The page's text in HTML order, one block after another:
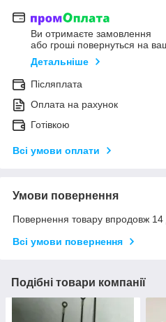
Ви отримаєте замовлення
або гроші повернуться на
Детальніше
Післяплата
Оплата на рахунок
Готівкою
Всі умови оплати
Умови повернення
Повернення товару впродовж 14
Всі умови повернення
Подібні товари компанії